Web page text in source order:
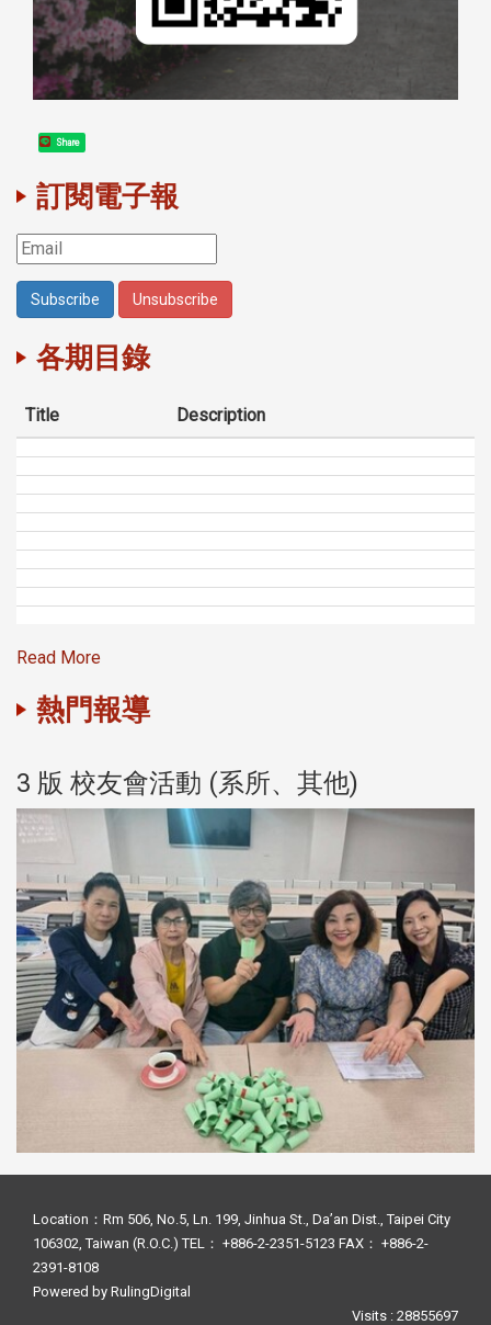
Share
訂閱電子報
各期目錄
Title Description
Read More
熱門報導
3 版 校友會活動 (系所、其他)
Location：Rm 506, No.5, Ln. 199, Jinhua St., Da’an Dist., Taipei City
106302, Taiwan (R.O.C.) TEL： +886-2-2351-5123 FAX： +886-2-
2391-8108
Powered by RulingDigital
Visits : 28855697